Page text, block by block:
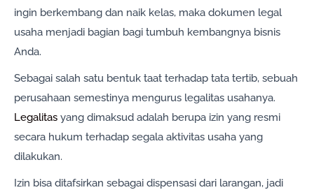
ingin berkembang dan naik kelas, maka dokumen legal
usaha menjadi bagian bagi tumbuh kembangnya bisnis
Anda.
Sebagai salah satu bentuk taat terhadap tata tertib, sebuah
perusahaan semestinya mengurus legalitas usahanya.
Legalitas yang dimaksud adalah berupa izin yang resmi
secara hukum terhadap segala aktivitas usaha yang
dilakukan.
Izin bisa ditafsirkan sebagai dispensasi dari larangan, jadi